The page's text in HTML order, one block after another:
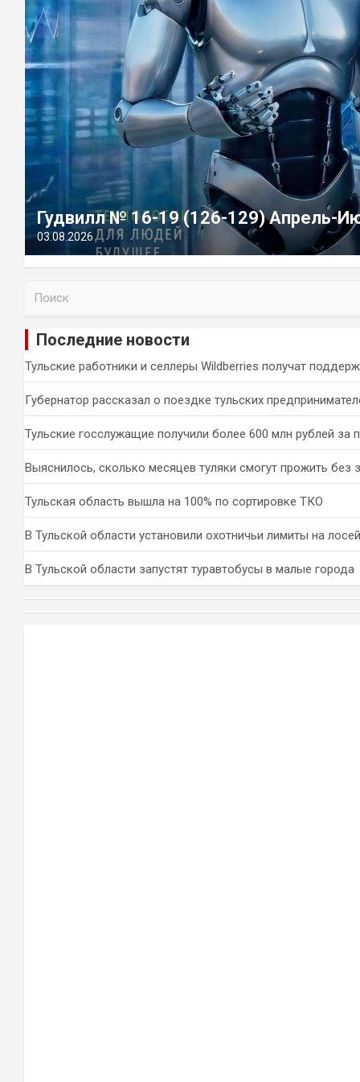
Гудвилл № 16-19 (126-129) Апрель-
03.08.2026
и
Последние новости
Тульские работники и селлеры Wildberries получат
Губернатор рассказал о поездке тульских
Тульские госслужащие получили более 600 млн рублей за
Выяснилось, сколько месяцев туляки смогут прожить без
Тульская область вышла на 100% по сортировке ТКО
В Тульской области установили охотничьи лимиты на
В Тульской области запустят туравтобусы в малые города